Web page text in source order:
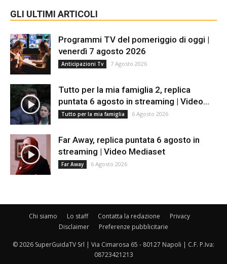
GLI ULTIMI ARTICOLI
Programmi TV del pomeriggio di oggi |
venerdì 7 agosto 2026
Anticipazioni Tv 7 Agosto 2026
Tutto per la mia famiglia 2, replica
puntata 6 agosto in streaming | Video...
Tutto per la mia famiglia 6 Agosto 2026
Far Away, replica puntata 6 agosto in
streaming | Video Mediaset
Far Away 6 Agosto 2026
Chi siamo Lo staff Contatta la redazione
Privacy
Disclaimer
Preferenze pubblicitarie
© 2026 SuperGuidaTV Srl | Via Cimarosa 65 - 80127 Napoli | C.F. P.Iva:
08723421213